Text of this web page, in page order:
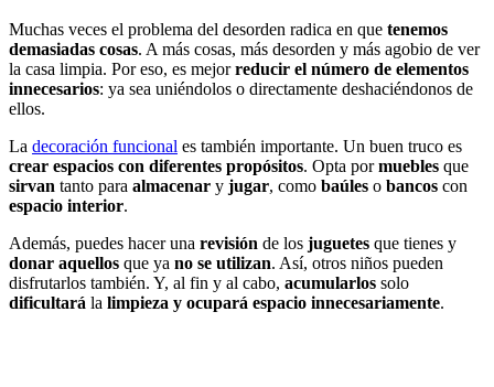
Muchas veces el problema del desorden radica en que tenemos
demasiadas cosas. A más cosas, más desorden y más agobio de ver
la casa limpia. Por eso, es mejorreducir el número de elementos
innecesarios: ya sea uniéndolos o directamente deshaciéndonos de
ellos.
La decoración funcional es también importante. Un buen truco es
crear espacios con diferentes propósitos. Opta pormuebles que
sirvan tanto para almacenar y jugar, como baúles o bancos con
espacio interior.
Además, puedes hacer una revisión de los juguetes que tienes y
donar aquellos que ya no se utilizan. Así, otros niños pueden
disfrutarlos también. Y, al fin y al cabo, acumularlos solo
dificultará la limpieza y ocupará espacio innecesariamente.